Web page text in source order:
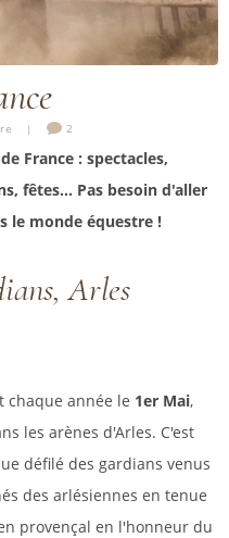
2
France : spectacles,
fêtes... Pas besoin d'aller
le monde équestre !
Arles
chaque année le 1er Mai,
les arènes d'Arles. C'est
défilé des gardians venus
des arlésiennes en tenue
provençal en l'honneur du